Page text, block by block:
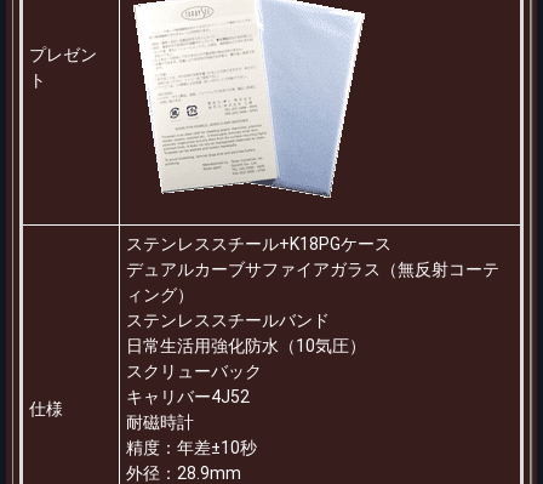
プレゼン
ト
仕様
ステンレススチール+K18PGケース
デュアルカーブサファイアガラス（無反射コーテ
ィング）
ステンレススチールバンド
日常生活用強化防水（10気圧）
スクリューバック
キャリバー4J52
耐磁時計
精度：年差±10秒
外径：28.9mm